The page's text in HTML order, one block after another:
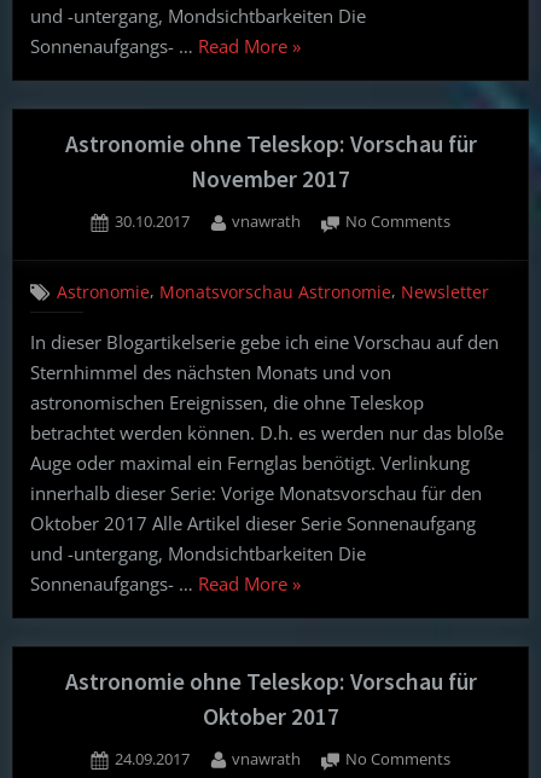
und -untergang, Mondsichtbarkeiten Die
Sonnenaufgangs- … Read More“Astronomie
ohne
Teleskop:
Vorschau
für
2017”
»
Astronomie ohne Teleskop: Vorschau für
November 2017
Posted
30.10.2017 By
vnawrath No Commentson
Teleskop:
für
Astronomie, Monatsvorschau Astronomie, Newsletter
In dieser Blogartikelserie gebe ich eine Vorschau auf den
Sternhimmel des nächsten Monats und von
astronomischen Ereignissen, die ohne Teleskop
betrachtet werden können. D.h. es werden nur das bloße
Auge oder maximal ein Fernglas benötigt. Verlinkung
innerhalb dieser Serie: Vorige Monatsvorschau für den
Oktober 2017 Alle Artikel dieser Serie Sonnenaufgang
und -untergang, Mondsichtbarkeiten Die
Sonnenaufgangs- … Read More“Astronomie
ohne
Teleskop:
Vorschau
für
2017”
»
Astronomie ohne Teleskop: Vorschau für
Oktober 2017
Posted
24.09.2017 By
vnawrath No Commentson